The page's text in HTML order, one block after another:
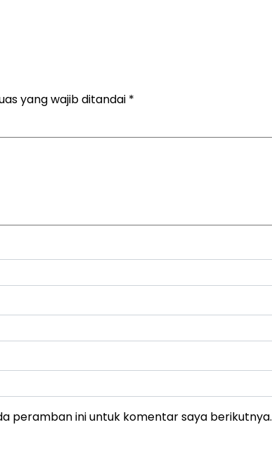
yang wajib ditandai *
peramban ini untuk komentar saya berikutnya.